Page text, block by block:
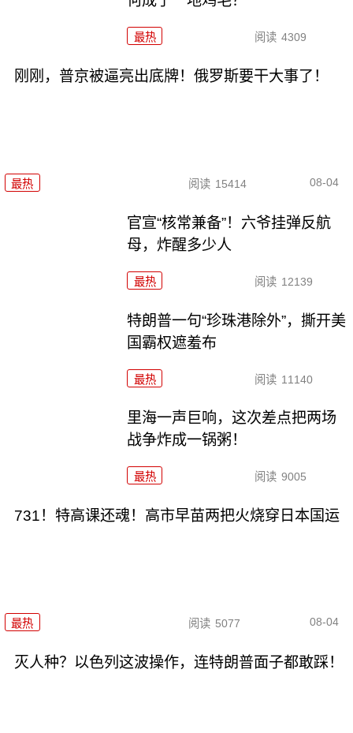
最热 阅读 4309
刚刚，普京被逼亮出底牌！俄罗斯要干大事了！
最热 阅读 15414 08-04
官宣“核常兼备”！六爷挂弹反航
母，炸醒多少人
最热 阅读 12139
特朗普一句“珍珠港除外”，撕开美
国霸权遮羞布
最热 阅读 11140
里海一声巨响，这次差点把两场
战争炸成一锅粥！
最热 阅读 9005
731！特高课还魂！高市早苗两把火烧穿日本国运
最热 阅读 5077 08-04
灭人种？以色列这波操作，连特朗普面子都敢踩！